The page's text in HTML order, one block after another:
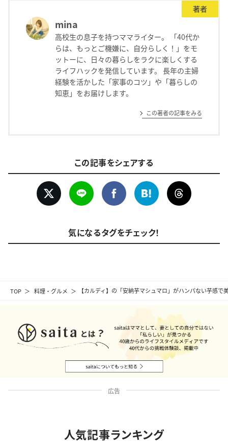
TOP 料理・グルメ 【カルディ】の「安納芋マシュマロ」がハンパない芋感
著者
mina
高校生の息子を持つママライター。 「40代か
らは、もっとご機嫌に、自分らしく！」をモ
ットーに、日々の暮らしをラクに楽しくする
ライフハックを発信しています。 長年の主婦
経験を活かした「家事のコツ」や「暮らしの
知恵」をお届けします。
この著者の記事をみる
この記事をシェアする
気になるタグをチェック！
広告
人気記事ランキング